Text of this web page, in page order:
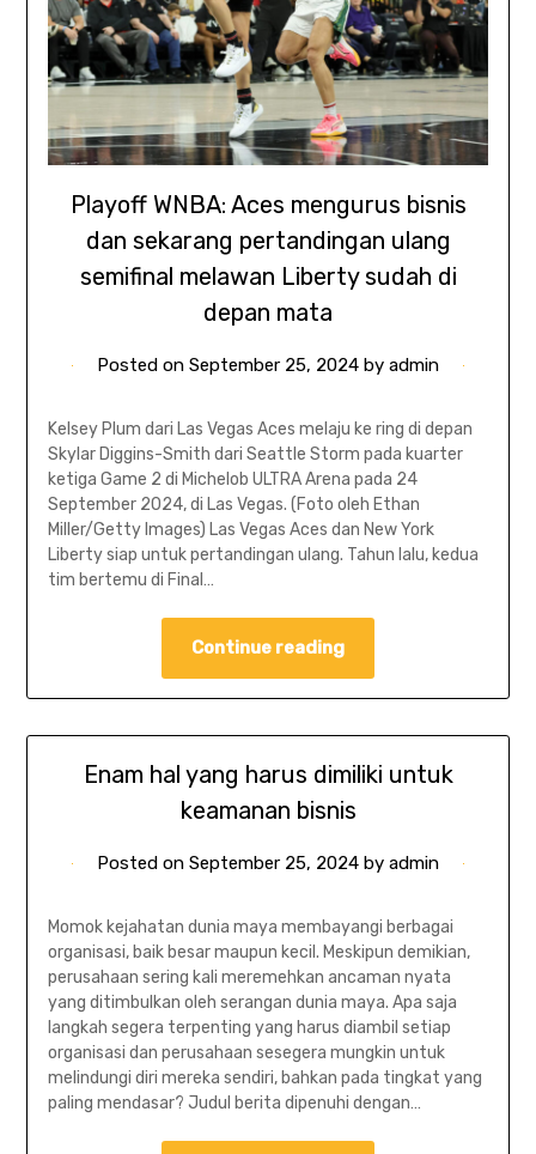
Playoff WNBA: Aces mengurus bisnis
dan sekarang pertandingan ulang
semifinal melawan Liberty sudah di
depan mata
Posted on September 25, 2024 by admin
Kelsey Plum dari Las Vegas Aces melaju ke ring di depan
Skylar Diggins-Smith dari Seattle Storm pada kuarter
ketiga Game 2 di Michelob ULTRA Arena pada 24
September 2024, di Las Vegas. (Foto oleh Ethan
Miller/Getty Images) Las Vegas Aces dan New York
Liberty siap untuk pertandingan ulang. Tahun lalu, kedua
tim bertemu di Final…
Continue reading
Enam hal yang harus dimiliki untuk
keamanan bisnis
Posted on September 25, 2024 by admin
Momok kejahatan dunia maya membayangi berbagai
organisasi, baik besar maupun kecil. Meskipun demikian,
perusahaan sering kali meremehkan ancaman nyata
yang ditimbulkan oleh serangan dunia maya. Apa saja
langkah segera terpenting yang harus diambil setiap
organisasi dan perusahaan sesegera mungkin untuk
melindungi diri mereka sendiri, bahkan pada tingkat yang
paling mendasar? Judul berita dipenuhi dengan…